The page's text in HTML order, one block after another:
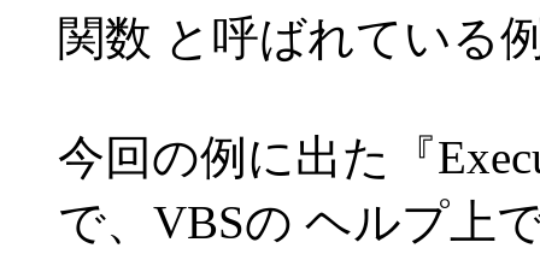
関数 と呼ばれている
今回の例に出た『
で、VBSの ヘルプ上